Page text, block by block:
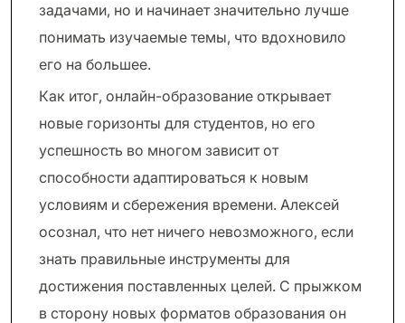
задачами, но и начинает значительно лучше
понимать изучаемые темы, что вдохновило
его на большее.
Как итог, онлайн-образование открывает
новые горизонты для студентов, но его
успешность во многом зависит от
способности адаптироваться к новым
условиям и сбережения времени. Алексей
осознал, что нет ничего невозможного, если
знать правильные инструменты для
достижения поставленных целей. С прыжком
в сторону новых форматов образования он